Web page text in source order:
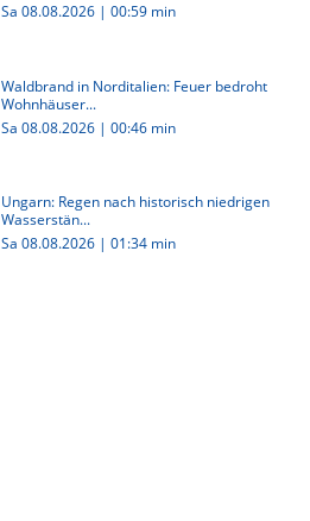
Sa 08.08.2026 | 00:59 min
Waldbrand in Norditalien: Feuer bedroht
Wohnhäuser...
Sa 08.08.2026 | 00:46 min
Ungarn: Regen nach historisch niedrigen
Wasserstän...
Sa 08.08.2026 | 01:34 min